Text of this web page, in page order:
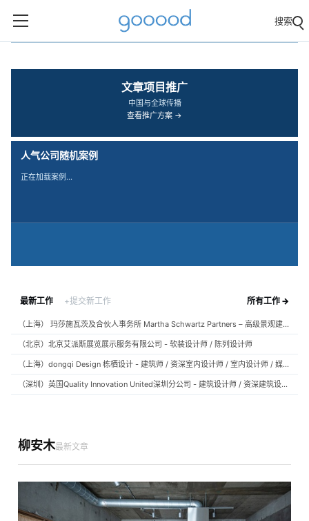
搜索
文章项目推广
中国与全球传播
查看推广方案 →
人气公司随机案例
正在加载案例…
最新工作 +提交新工作 所有工作 →
（上海） 玛莎施瓦茨及合伙人事务所 Martha Schwartz Partners – 高级景观建筑师 Senior Landscape Designer / 景观建筑师 Landscape Designer
（北京）北京艾派斯展览展示服务有限公司 - 软装设计师 / 陈列设计师
（上海）dongqi Design 栋栖设计 - 建筑师 / 资深室内设计师 / 室内设计师 / 媒体及公共关系主管 / 设计实习生（常年招聘）
（深圳）英国Quality Innovation United深圳分公司 - 建筑设计师 / 资深建筑设计师 / 室内设计师 / 设计实习生
柳安木最新文章